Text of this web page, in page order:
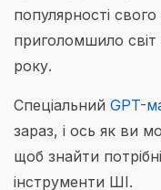
популярності
приголомшило світ
року.
Спеціальний GPT-
зараз, і ось як ви
щоб знайти
інструменти ШІ.